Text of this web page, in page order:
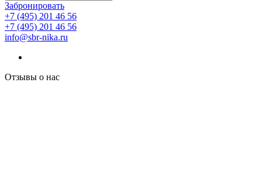
Забронировать
+7 (495) 201 46 56
+7 (495) 201 46 56
info@sbr-nika.ru
Отзывы о нас